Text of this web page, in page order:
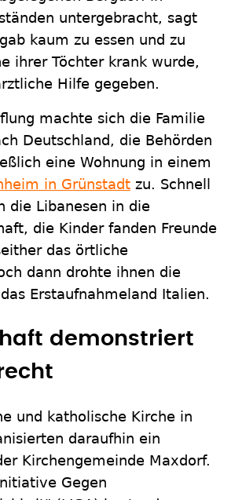
untergebracht, sagt
kaum zu essen und zu
ihrer Töchter krank wurde,
Hilfe gegeben.
machte sich die Familie
Deutschland, die Behörden
eine Wohnung in einem
in Grünstadt zu. Schnell
die Libanesen in die
die Kinder fanden Freunde
das örtliche
dann drohte ihnen die
Erstaufnahmeland Italien.
demonstriert
und katholische Kirche in
daraufhin ein
Kirchengemeinde Maxdorf.
Gegen